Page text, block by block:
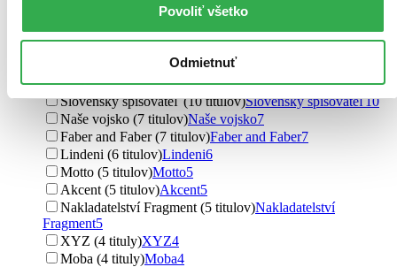
Povoliť všetko
Odmietnuť
Ikar CZ (20 titulov)Ikar CZ20
Argo16
Slovart (15 titulov)Slovart15
Slovenský spisovateľ (10 titulov)Slovenský spisovateľ10
Naše vojsko (7 titulov)Naše vojsko7
Faber and Faber (7 titulov)Faber and Faber7
Lindeni (6 titulov)Lindeni6
Motto (5 titulov)Motto5
Akcent (5 titulov)Akcent5
Nakladatelství Fragment (5 titulov)Nakladatelství
Fragment5
XYZ (4 tituly)XYZ4
Moba (4 tituly)Moba4